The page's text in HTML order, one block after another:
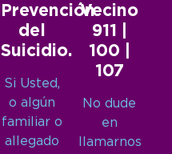
Prevención
del
Suicidio.
Si Usted,
o algún
familiar o
allegado
Vecino
911 |
100 |
107
No dude
en
llamarnos